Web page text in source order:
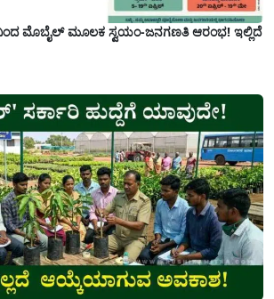
ಮೊಬೈಲ್ ಮೂಲಕ ಸ್ವಯಂ-ಜನಗಣತಿ ಆರಂಭ! ಇಲ್ಲಿದೆ